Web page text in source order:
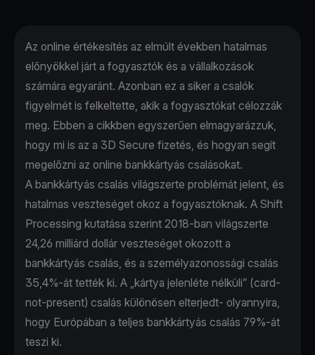
Az online értékesítés az elmúlt években hatalmas
előnyökkel járt a fogyasztók és a vállalkozások
számára egyaránt. Azonban ez a siker a csalók
figyelmét is felkeltette, akik a fogyasztókat célozzák
meg. Ebben a cikkben egyszerűen elmagyarázzuk,
hogy mi is az a 3D Secure fizetés, és hogyan segít
megelőzni az online bankkártyás csalásokat.
A bankkártyás csalás világszerte problémát jelent, és
hatalmas veszteséget okoz a fogyasztóknak. A Shift
Processing kutatása szerint 2018-ban világszerte
24,26 milliárd dollár veszteséget okozott a
bankkártyás csalás, és a személyazonossági csalás
35,4%-át tették ki. A „kártya jelenléte nélküli” (card-
not-present) csalás különösen elterjedt- olyannyira,
hogy Európában a teljes bankkártyás csalás 79%-át
teszi ki.